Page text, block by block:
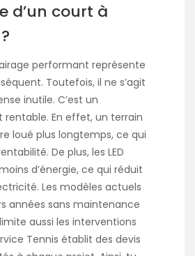
d’un court à
performant représente
Toutefois, il ne s’agit
inutile. C’est un
rentable. En effet, un terrain
loué plus longtemps, ce qui
De plus, les LED
d’énergie, ce qui réduit
Les modèles actuels
années sans maintenance
aussi les interventions
Tennis établit des devis